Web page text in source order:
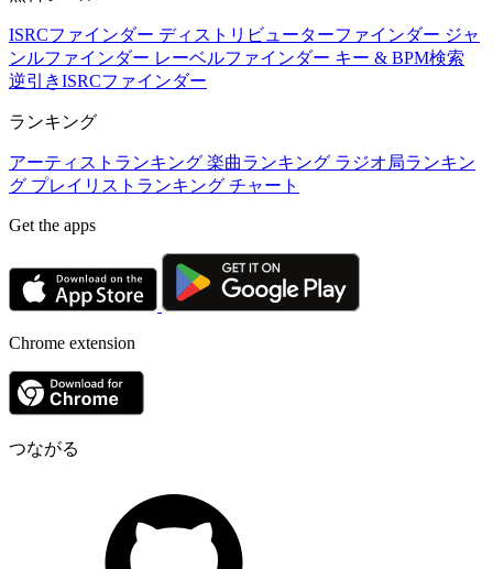
ISRCファインダー ディストリビューターファインダー ジャ
ンルファインダー レーベルファインダー キー & BPM検索
逆引きISRCファインダー
ランキング
アーティストランキング 楽曲ランキング ラジオ局ランキン
グ プレイリストランキング チャート
Get the apps
Chrome extension
つながる